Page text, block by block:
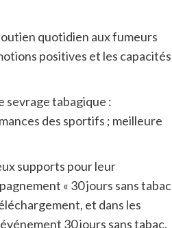
quotidien aux fumeurs
positives et les capacités
sevrage tabagique :
des sportifs ; meilleure
supports pour leur
« 30 jours sans tabac
et dans les
30 jours sans tabac.